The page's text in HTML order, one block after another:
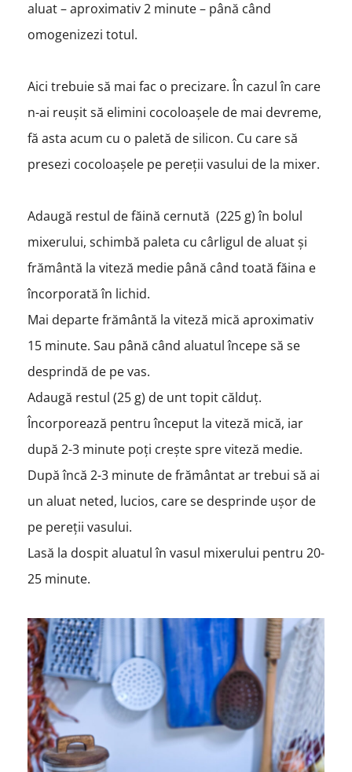
aluat – aproximativ 2 minute – până când
omogenizezi totul.
Aici trebuie să mai fac o precizare. În cazul în care
n-ai reușit să elimini cocoloașele de mai devreme,
fă asta acum cu o paletă de silicon. Cu care să
presezi cocoloașele pe pereții vasului de la mixer.
Adaugă restul de făină cernută (225 g) în bolul
mixerului, schimbă paleta cu cârligul de aluat și
frământă la viteză medie până când toată făina e
încorporată în lichid.
Mai departe frământă la viteză mică aproximativ
15 minute. Sau până când aluatul începe să se
desprindă de pe vas.
Adaugă restul (25 g) de unt topit călduț.
Încorporează pentru început la viteză mică, iar
după 2-3 minute poți crește spre viteză medie.
După încă 2-3 minute de frământat ar trebui să ai
un aluat neted, lucios, care se desprinde ușor de
pe pereții vasului.
Lasă la dospit aluatul în vasul mixerului pentru 20-
25 minute.